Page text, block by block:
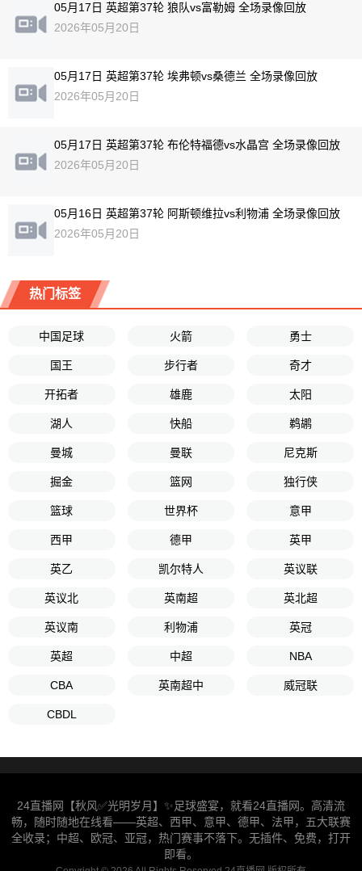
05月17日 英超第37轮 狼队vs富勒姆 全场录像回放
2026年05月20日
05月17日 英超第37轮 埃弗顿vs桑德兰 全场录像回放
2026年05月20日
05月17日 英超第37轮 布伦特福德vs水晶宫 全场录像回放
2026年05月20日
05月16日 英超第37轮 阿斯顿维拉vs利物浦 全场录像回放
2026年05月20日
热门标签
中国足球 火箭 勇士
国王 步行者 奇才
开拓者 雄鹿 太阳
湖人 快船 鹈鹕
曼城 曼联 尼克斯
掘金 篮网 独行侠
篮球 世界杯 意甲
西甲 德甲 英甲
英乙 凯尔特人 英议联
英议北 英南超 英北超
英议南 利物浦 英冠
英超 中超 NBA
CBA 英南超中 威冠联
CBDL
24直播网【秋风✅光明岁月】✨足球盛宴，就看24直播网。高清流
畅，随时随地在线看——英超、西甲、意甲、德甲、法甲，五大联赛
全收录；中超、欧冠、亚冠，热门赛事不落下。无插件、免费，打开
即看。